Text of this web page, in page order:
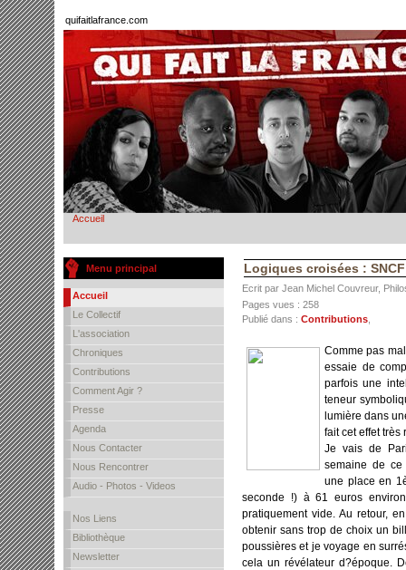
quifaitlafrance.com
Accueil
Menu principal
Accueil
Le Collectif
L'association
Chroniques
Contributions
Comment Agir ?
Presse
Agenda
Nous Contacter
Nous Rencontrer
Audio - Photos - Videos
Nos Liens
Bibliothèque
Newsletter
Logiques croisées :
Ecrit par Jean Michel Couvreur,
Pages vues : 258
Publié dans : Contributions
Comme pas
essaie de
parfois une
teneur
lumière dans
fait cet effet très
Je vais de
semaine de ce
une place en
seconde !) à 61 euros
pratiquement vide. Au retour,
obtenir sans trop de choix un
poussières et je voyage en
cela un révélateur d?époque.